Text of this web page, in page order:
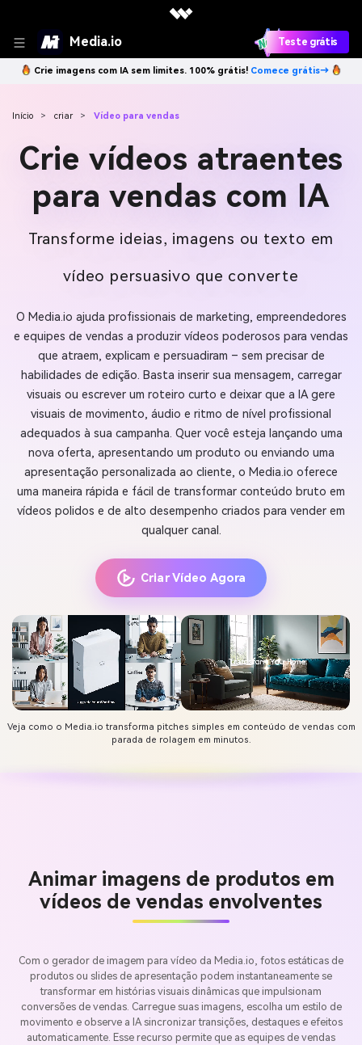
Media.io Teste grátis
Crie imagens com IA sem limites. 100% grátis! Comece grátis→
Início > criar > Vídeo para vendas
Crie vídeos atraentes
para vendas com IA
Transforme ideias, imagens ou texto em
vídeo persuasivo que converte
O Media.io ajuda profissionais de marketing, empreendedores
e equipes de vendas a produzir vídeos poderosos para vendas
que atraem, explicam e persuadiram – sem precisar de
habilidades de edição. Basta inserir sua mensagem, carregar
visuais ou escrever um roteiro curto e deixar que a IA gere
visuais de movimento, áudio e ritmo de nível profissional
adequados à sua campanha. Quer você esteja lançando uma
nova oferta, apresentando um produto ou enviando uma
apresentação personalizada ao cliente, o Media.io oferece
uma maneira rápida e fácil de transformar conteúdo bruto em
vídeos polidos e de alto desempenho criados para vender em
qualquer canal.
Criar Vídeo Agora
Veja como o Media.io transforma pitches simples em conteúdo de vendas com
parada de rolagem em minutos.
Animar imagens de produtos em
vídeos de vendas envolventes
Com o gerador de imagem para vídeo da Media.io, fotos estáticas de
produtos ou slides de apresentação podem instantaneamente se
transformar em histórias visuais dinâmicas que impulsionam
conversões de vendas. Carregue suas imagens, escolha um estilo de
movimento e observe a IA sincronizar transições, destaques e efeitos
automaticamente. Esse recurso permite que as equipes de vendas